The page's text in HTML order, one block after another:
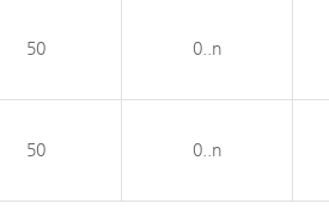
50 0..n
50 0..n